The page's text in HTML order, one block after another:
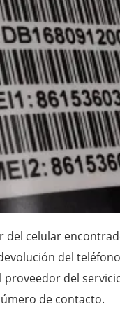
del celular
del
del
de contacto.